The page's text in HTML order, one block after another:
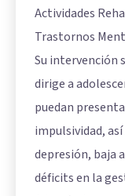
Actividades
Trastornos
Su intervención
dirige a
puedan
impulsividad,
depresión, baja
déficits en la